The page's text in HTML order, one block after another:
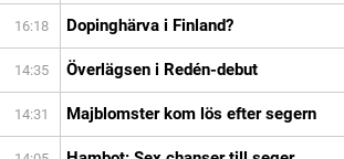
16:18 Dopinghärva i Finland?
14:35 Överlägsen i Redén-debut
14:31 Majblomster kom lös efter segern